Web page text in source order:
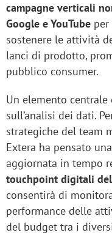
campagne verticali
Google e YouTube
sostenere le attività
lanci di prodotto,
pubblico consumer.
Un elemento
sull’analisi dei dati.
strategiche del team
Extera ha pensato una
aggiornata in tempo
touchpoint digitali
consentirà di
performance delle
del budget tra i